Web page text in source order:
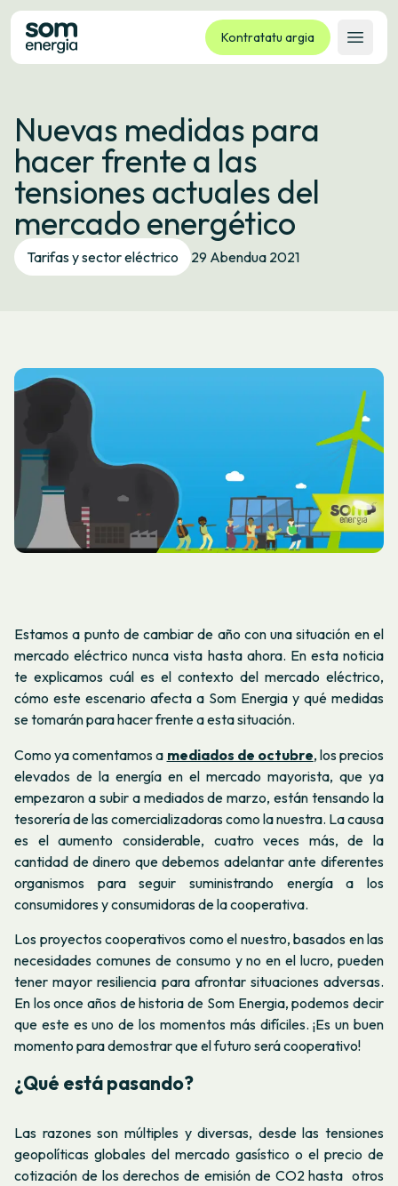
Kontratatu argia
Ireki
Tarifak
Zerbitzuak
Enpresak
Kooperatiba
Kontaktua
Izapideak
Nuevas medidas para
hacer frente a las
tensiones actuales del
mercado energético
Tarifas y sector eléctrico 29 Abendua 2021
Estamos a punto de cambiar de año con una situación en el
mercado eléctrico nunca vista hasta ahora. En esta noticia
te explicamos cuál es el contexto del mercado eléctrico,
cómo este escenario afecta a Som Energia y qué medidas
se tomarán para hacer frente a esta situación.
Como ya comentamos a mediados de octubre, los precios
elevados de la energía en el mercado mayorista, que ya
empezaron a subir a mediados de marzo, están tensando la
tesorería de las comercializadoras como la nuestra. La causa
es el aumento considerable, cuatro veces más, de la
cantidad de dinero que debemos adelantar ante diferentes
organismos para seguir suministrando energía a los
consumidores y consumidoras de la cooperativa.
Los proyectos cooperativos como el nuestro, basados ​​en las
necesidades comunes de consumo y no en el lucro, pueden
tener mayor resiliencia para afrontar situaciones adversas.
En los once años de historia de Som Energia, podemos decir
que este es uno de los momentos más difíciles. ¡Es un buen
momento para demostrar que el futuro será cooperativo!
¿Qué está pasando?
Las razones son múltiples y diversas, desde las tensiones
geopolíticas globales del mercado gasístico o el precio de
cotización de los derechos de emisión de CO2 hasta otros